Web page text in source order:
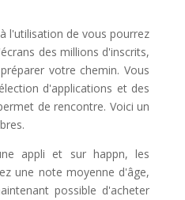
l'utilisation de vous pourrez
des millions d'inscrits,
votre chemin. Vous
d'applications et des
de rencontre. Voici un
appli et sur happn, les
une note moyenne d'âge,
possible d'acheter